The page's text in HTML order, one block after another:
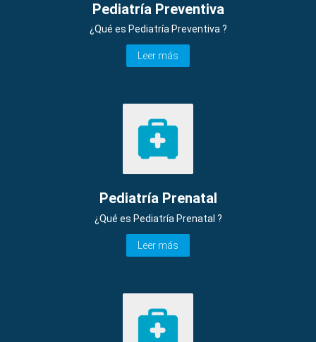
Pediatría Preventiva
¿Qué es Pediatría Preventiva ?
Leer más
Pediatría Prenatal
¿Qué es Pediatría Prenatal ?
Leer más